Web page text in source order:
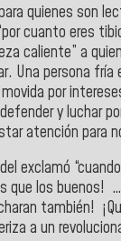
quienes son
cuanto eres
caliente” a
Una persona
por
y luchar
atención para
exclamó “
que los
también!
a un